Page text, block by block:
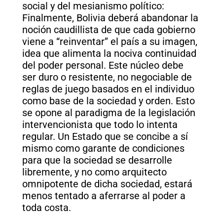
social y del mesianismo político:
Finalmente, Bolivia deberá abandonar la
noción caudillista de que cada gobierno
viene a “reinventar” el país a su imagen,
idea que alimenta la nociva continuidad
del poder personal. Este núcleo debe
ser duro o resistente, no negociable de
reglas de juego basados en el individuo
como base de la sociedad y orden. Esto
se opone al paradigma de la legislación
intervencionista que todo lo intenta
regular. Un Estado que se concibe a sí
mismo como garante de condiciones
para que la sociedad se desarrolle
libremente, y no como arquitecto
omnipotente de dicha sociedad, estará
menos tentado a aferrarse al poder a
toda costa.